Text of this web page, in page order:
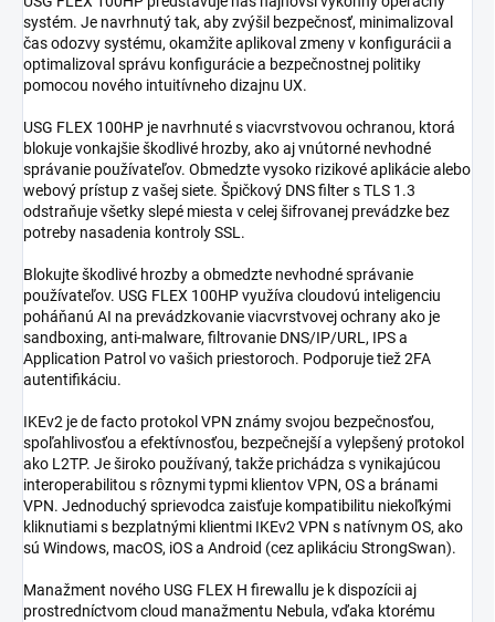
systém. Je navrhnutý tak, aby zvýšil bezpečnosť, minimalizoval
čas odozvy systému, okamžite aplikoval zmeny v konfigurácii a
optimalizoval správu konfigurácie a bezpečnostnej politiky
pomocou nového intuitívneho dizajnu UX.
USG FLEX 100HP je navrhnuté s viacvrstvovou ochranou, ktorá
blokuje vonkajšie škodlivé hrozby, ako aj vnútorné nevhodné
správanie používateľov. Obmedzte vysoko rizikové aplikácie alebo
webový prístup z vašej siete. Špičkový DNS filter s TLS 1.3
odstraňuje všetky slepé miesta v celej šifrovanej prevádzke bez
potreby nasadenia kontroly SSL.
Blokujte škodlivé hrozby a obmedzte nevhodné správanie
používateľov. USG FLEX 100HP využíva cloudovú inteligenciu
poháňanú AI na prevádzkovanie viacvrstvovej ochrany ako je
sandboxing, anti-malware, filtrovanie DNS/IP/URL, IPS a
Application Patrol vo vašich priestoroch. Podporuje tiež 2FA
autentifikáciu.
IKEv2 je de facto protokol VPN známy svojou bezpečnosťou,
spoľahlivosťou a efektívnosťou, bezpečnejší a vylepšený protokol
ako L2TP. Je široko používaný, takže prichádza s vynikajúcou
interoperabilitou s rôznymi typmi klientov VPN, OS a bránami
VPN. Jednoduchý sprievodca zaisťuje kompatibilitu niekoľkými
kliknutiami s bezplatnými klientmi IKEv2 VPN s natívnym OS, ako
sú Windows, macOS, iOS a Android (cez aplikáciu StrongSwan).
Manažment nového USG FLEX H firewallu je k dispozícii aj
prostredníctvom cloud manažmentu Nebula, vďaka ktorému